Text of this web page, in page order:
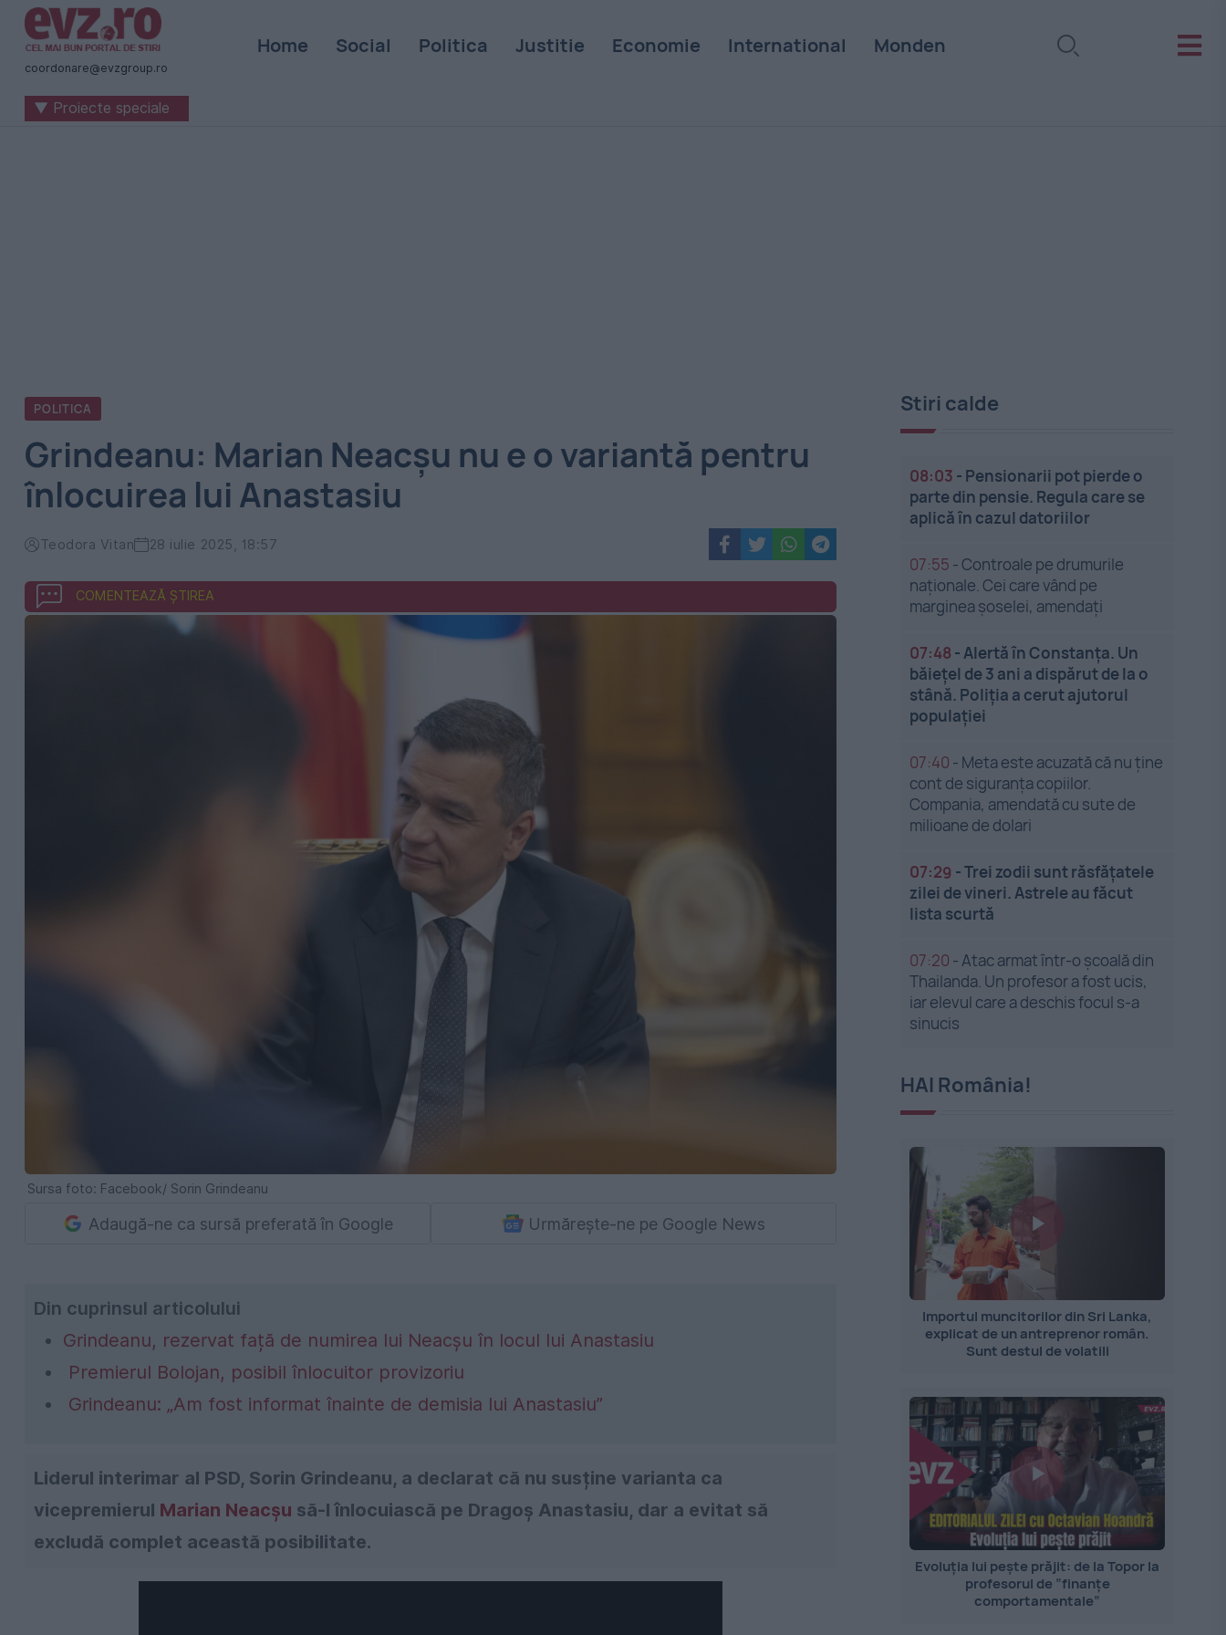
Știri
naționale
internaționale
coordonare@evzgroup.ro
Home Social Politica Justitie Economie International Monden
▼ Proiecte speciale
POLITICA
Grindeanu: Marian Neacșu nu e o variantă pentru
înlocuirea lui Anastasiu
Teodora Vitan 28 iulie 2025, 18:57
COMENTEAZĂ ȘTIREA
Sursa foto: Facebook/ Sorin Grindeanu
Adaugă-ne ca sursă preferată în Google Urmărește-ne pe Google News
Din cuprinsul articolului
Grindeanu, rezervat față de numirea lui Neacșu în locul lui Anastasiu
Premierul Bolojan, posibil înlocuitor provizoriu
Grindeanu: „Am fost informat înainte de demisia lui Anastasiu”
Liderul interimar al PSD, Sorin Grindeanu, a declarat că nu susține varianta ca
vicepremierul Marian Neacșu să-l înlocuiască pe Dragoș Anastasiu, dar a evitat să
excludă complet această posibilitate.
Stiri calde
08:03 - Pensionarii pot pierde o
parte din pensie. Regula care se
aplică în cazul datoriilor
07:55 -Controale pe drumurile
naționale. Cei care vând pe
marginea șoselei, amendați
07:48 -Alertă în Constanța. Un
băiețel de 3 ani a dispărut de la o
stână. Poliția a cerut ajutorul
populației
07:40 - Meta este acuzată că nu ține
cont de siguranța copiilor.
Compania, amendată cu sute de
milioane de dolari
07:29 -Trei zodii sunt răsfățatele
zilei de vineri. Astrele au făcut
lista scurtă
07:20 -Atac armat într-o școală din
Thailanda. Un profesor a fost ucis,
iar elevul care a deschis focul s-a
sinucis
HAI România!
Importul muncitorilor din Sri Lanka,
explicat de un antreprenor român.
Sunt destul de volatili
Evoluția lui pește prăjit: de la Topor la
profesorul de ”finanțe
comportamentale”